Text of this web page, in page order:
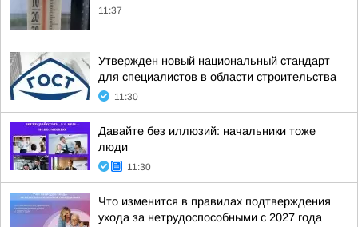
11:37
Утвержден новый национальный стандарт
для специалистов в области строительства
11:30
Давайте без иллюзий: начальники тоже
люди
11:30
Что изменится в правилах подтверждения
ухода за нетрудоспособными с 2027 года